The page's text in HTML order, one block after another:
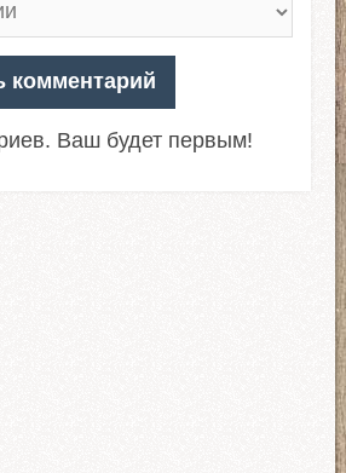
комментарий
Ваш будет первым!